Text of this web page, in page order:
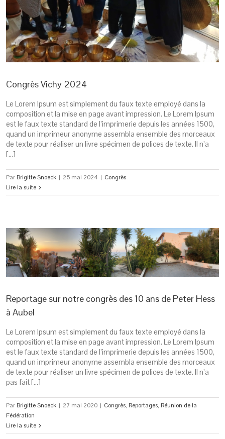
Congrès Vichy 2024
Le Lorem Ipsum est simplement du faux texte employé dans la
composition et la mise en page avant impression. Le Lorem Ipsum
est le faux texte standard de l’imprimerie depuis les années 1500,
quand un imprimeur anonyme assembla ensemble des morceaux
de texte pour réaliser un livre spécimen de polices de texte. Il n’a
[…]
Par Brigitte Snoeck | 25 mai 2024 | Congrès
Lire la suite
Reportage sur notre congrès des 10 ans de Peter Hess
à Aubel
Le Lorem Ipsum est simplement du faux texte employé dans la
composition et la mise en page avant impression. Le Lorem Ipsum
est le faux texte standard de l’imprimerie depuis les années 1500,
quand un imprimeur anonyme assembla ensemble des morceaux
de texte pour réaliser un livre spécimen de polices de texte. Il n’a
pas fait […]
Par Brigitte Snoeck | 27 mai 2020 | Congrès, Reportages, Réunion de la
Fédération
Lire la suite